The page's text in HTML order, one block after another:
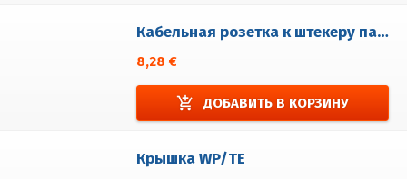
Кабельная розетка к штекеру панели WP5/HEM
8,28 €
add_shopping_cart ДОБАВИТЬ В КОРЗИНУ
Крышка WP/TE